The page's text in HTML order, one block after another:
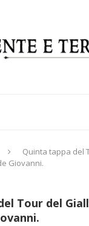
Quinta tappa del
Giovanni.
Tour del